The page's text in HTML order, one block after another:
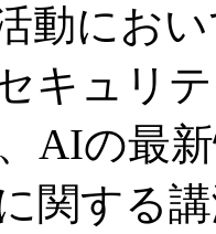
動にお
キュリ
AIの最
関する